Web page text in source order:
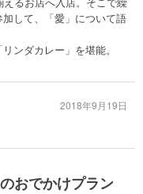
して、「愛」について語
ンダカレー」を堪能。
2018年9月19日
おでかけプラン